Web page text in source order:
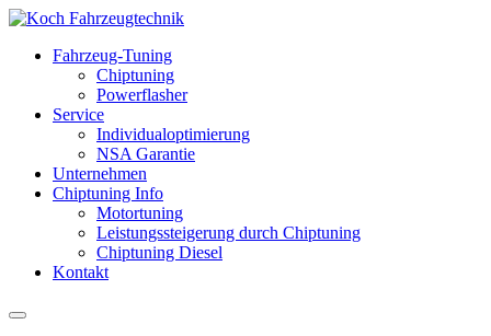
Fahrzeug-Tuning
Chiptuning
Powerflasher
Service
Individualoptimierung
NSA Garantie
Unternehmen
Chiptuning Info
Motortuning
Leistungssteigerung durch Chiptuning
Chiptuning Diesel
Kontakt